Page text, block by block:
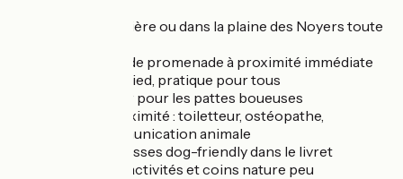
Balades vers la rivière ou dans la plaine des Noyers toute
Forêt et sentiers de promenade à proximité immédiate
Maison de plain-pied, pratique pour tous
Jet d’eau extérieur pour les pattes boueuses
Prestations à proximité : toiletteur, ostéopathe,
vétérinaire, communication animale
Nombreuses adresses dog-friendly dans le livret
d’accueil : restos, activités et coins nature peu